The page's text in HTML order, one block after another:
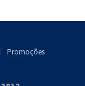
Promoções